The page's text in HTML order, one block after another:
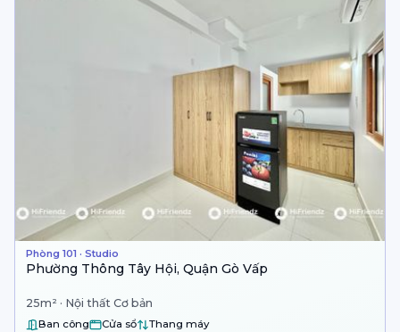
Phòng 101 · Studio
Phường Thông Tây Hội, Quận Gò Vấp
25m² · Nội thất Cơ bản
Ban công Cửa sổ Thang máy